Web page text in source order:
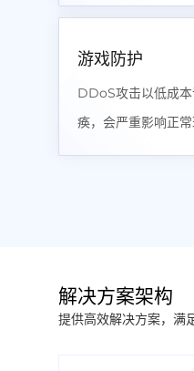
游戏防护
DDoS攻击以低成
痪，会严重影响正常
解决方案架构
提供高效解决方案，满